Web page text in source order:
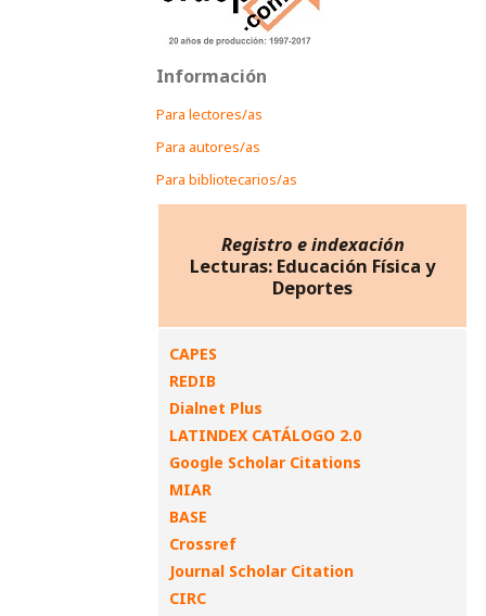
Información
Para lectores/as
Para autores/as
Para bibliotecarios/as
Registro e indexación
Lecturas: Educación Física y
Deportes
CAPES
REDIB
Dialnet Plus
LATINDEX CATÁLOGO 2.0
Google Scholar Citations
MIAR
BASE
Crossref
Journal Scholar Citation
CIRC